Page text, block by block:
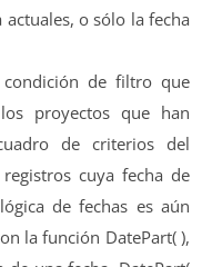
o sólo la fecha
de filtro que
proyectos que han
de criterios del
cuya fecha de
de fechas es aún
la función DatePart( ),